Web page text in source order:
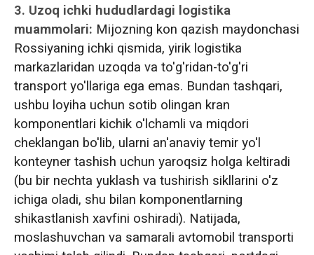
3. Uzoq ichki hududlardagi logistika
muammolari: Mijozning kon qazish maydonchasi
Rossiyaning ichki qismida, yirik logistika
markazlaridan uzoqda va to'g'ridan-to'g'ri
transport yo'llariga ega emas. Bundan tashqari,
ushbu loyiha uchun sotib olingan kran
komponentlari kichik o'lchamli va miqdori
cheklangan bo'lib, ularni an'anaviy temir yo'l
konteyner tashish uchun yaroqsiz holga keltiradi
(bu bir nechta yuklash va tushirish sikllarini o'z
ichiga oladi, shu bilan komponentlarning
shikastlanish xavfini oshiradi). Natijada,
moslashuvchan va samarali avtomobil transporti